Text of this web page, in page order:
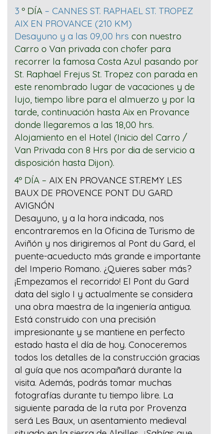
3 º DÍA – CANNES ST. RAPHAEL ST. TROPEZ
AIX EN PROVANCE (210 KM)
Desayuno y a las 09,00 hrs con nuestro
Carro o Van privada con chofer para
recorrer la famosa Costa Azul pasando por
St. Raphael Frejus St. Tropez con parada en
este renombrado lugar de vacaciones y de
lujo, tiempo libre para el almuerzo y por la
tarde, continuación hasta Aix en Provance
donde llegaremos a las 18,00 hrs.
Alojamiento en el Hotel (Inicio del Carro /
Van Privada con 8 Hrs por dia de servicio a
disposición hasta Dijon).
4º DÍA – AIX EN PROVANCE ST.REMY LES
BAUX DE PROVENCE PONT DU GARD
AVIGNÓN
Desayuno, y a la hora indicada, nos
encontraremos en la Oficina de Turismo de
Aviñón y nos dirigiremos al Pont du Gard, el
puente-acueducto más grande e importante
del Imperio Romano. ¿Quieres saber más?
¡Empezamos el recorrido! El Pont du Gard
data del siglo I y actualmente se considera
una obra maestra de la ingeniería antigua.
Está construido con una precisión
impresionante y se mantiene en perfecto
estado hasta el día de hoy. Conoceremos
todos los detalles de la construcción gracias
al guía que nos acompañará durante la
visita. Además, podrás tomar muchas
fotografías durante tu tiempo libre. La
siguiente parada de la ruta por Provenza
será Les Baux, un asentamiento medieval